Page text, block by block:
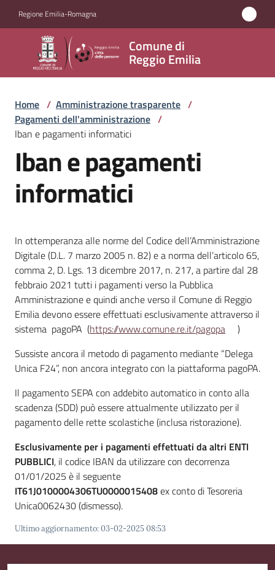
Regione Emilia-Romagna
Comune di
Reggio Emilia
Comune
di
Reggio
Amministrazione
Menu selezionato
Servizi
Vivere
Reggio
Emilia
Tutti
gli
argomenti
T
r
i
s
m
o
E
Home / Amministrazione trasparente /
Pagamenti dell'amministrazione /
Iban e pagamenti informatici
Iban e pagamenti
informatici
In ottemperanza alle norme del Codice dell’Amministrazione
Digitale (D.L. 7 marzo 2005 n. 82) e a norma dell’articolo 65,
comma 2, D. Lgs. 13 dicembre 2017, n. 217, a partire dal 28
febbraio 2021 tutti i pagamenti verso la Pubblica
Amministrazione e quindi anche verso il Comune di Reggio
Emilia devono essere effettuati esclusivamente attraverso il
sistema pagoPA (https://www.comune.re.it/pagopa
)
Sussiste ancora il metodo di pagamento mediante “Delega
Unica F24”, non ancora integrato con la piattaforma pagoPA.
Il pagamento SEPA con addebito automatico in conto alla
scadenza (SDD) può essere attualmente utilizzato per il
pagamento delle rette scolastiche (inclusa ristorazione).
Esclusivamente per i pagamenti effettuati da altri ENTI
PUBBLICI, il codice IBAN da utilizzare con decorrenza
01/01/2025 è il seguente
IT61J0100004306TU0000015408ex conto di Tesoreria
Unica0062430 (dismesso).
Ultimo aggiornamento:03-02-2025 08:53